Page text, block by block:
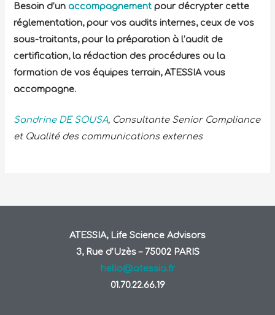
Besoin d’unaccompagnement pour décrypter cette
réglementation, pour vos audits internes, ceux de vos
sous-traitants, pour la préparation à l’audit de
certification, la rédaction des procédures ou la
formation de vos équipes terrain, ATESSIA vous
accompagne.
Sandrine DE SOUSA, Consultante Senior Compliance
et Qualité des communications externes
ATESSIA, Life Science Advisors
3, Rue d’Uzès – 75002 PARIS
hello@atessia.fr
01.70.22.66.19